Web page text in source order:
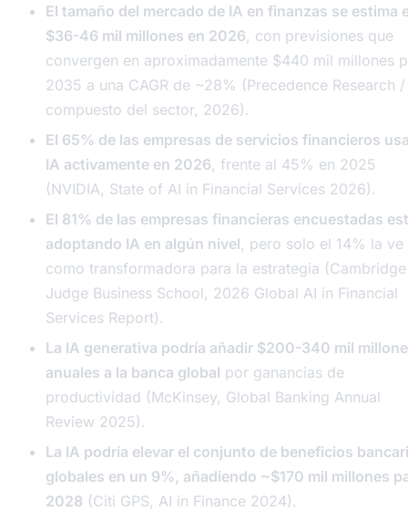
El tamaño del mercado de IA en finanzas se estima
$36-46 mil millones en 2026, con previsiones que
convergen en aproximadamente $440 mil millones
2035 a una CAGR de ~28% (Precedence Research /
compuesto del sector, 2026).
El 65% de las empresas de servicios financieros
IA activamente en 2026, frente al 45% en 2025
(NVIDIA, State of AI in Financial Services 2026).
El 81% de las empresas financieras encuestadas
adoptando IA en algún nivel, pero solo el 14% la ve
como transformadora para la estrategia (Cambridge
Judge Business School, 2026 Global AI in Financial
Services Report).
La IA generativa podría añadir $200-340 mil
anuales a la banca global por ganancias de
productividad (McKinsey, Global Banking Annual
Review 2025).
La IA podría elevar el conjunto de beneficios
globales en un 9%, añadiendo ~$170 mil millones
2028 (Citi GPS, AI in Finance 2024).